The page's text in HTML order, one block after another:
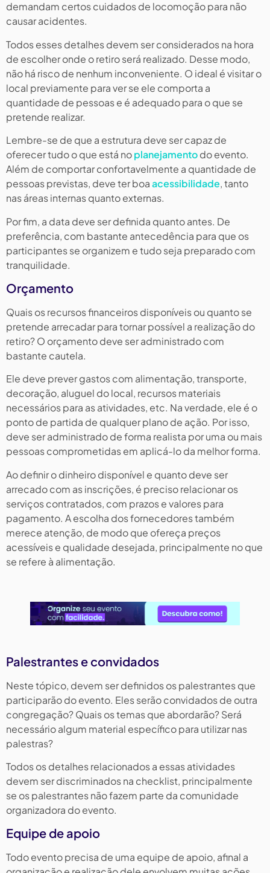
demandam certos cuidados de locomoção para não
causar acidentes.
Todos esses detalhes devem ser considerados na hora
de escolher onde o retiro será realizado. Desse modo,
não há risco de nenhum inconveniente. O ideal é visitar o
local previamente para ver se ele comporta a
quantidade de pessoas e é adequado para o que se
pretende realizar.
Lembre-se de que a estrutura deve ser capaz de
oferecer tudo o que está noplanejamentodo evento.
Além de comportar confortavelmente a quantidade de
pessoas previstas, deve ter boaacessibilidade, tanto
nas áreas internas quanto externas.
Por fim, a data deve ser definida quanto antes. De
preferência, com bastante antecedência para que os
participantes se organizem e tudo seja preparado com
tranquilidade.
Orçamento
Quais os recursos financeiros disponíveis ou quanto se
pretende arrecadar para tornar possível a realização do
retiro? O orçamento deve ser administrado com
bastante cautela.
Ele deve prever gastos com alimentação, transporte,
decoração, aluguel do local, recursos materiais
necessários para as atividades, etc. Na verdade, ele é o
ponto de partida de qualquer plano de ação. Por isso,
deve ser administrado de forma realista por uma ou mais
pessoas comprometidas em aplicá-lo da melhor forma.
Ao definir o dinheiro disponível e quanto deve ser
arrecado com as inscrições, é preciso relacionar os
serviços contratados, com prazos e valores para
pagamento. A escolha dos fornecedores também
merece atenção, de modo que ofereça preços
acessíveis e qualidade desejada, principalmente no que
se refere à alimentação.
Palestrantes e convidados
Neste tópico, devem ser definidos os palestrantes que
participarão do evento. Eles serão convidados de outra
congregação? Quais os temas que abordarão? Será
necessário algum material específico para utilizar nas
palestras?
Todos os detalhes relacionados a essas atividades
devem ser discriminados na checklist, principalmente
se os palestrantes não fazem parte da comunidade
organizadora do evento.
Equipe de apoio
Todo evento precisa de uma equipe de apoio, afinal a